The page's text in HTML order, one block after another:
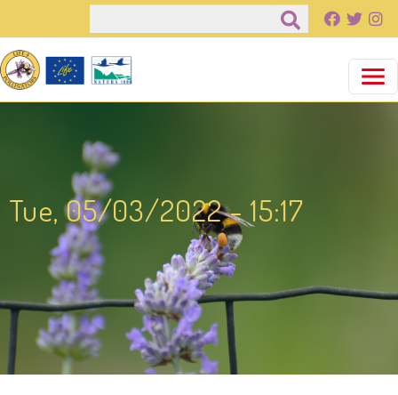
Παράκαμψη προς το κυρίως περιεχόμενο
Tue, 05/03/2022 - 15:17